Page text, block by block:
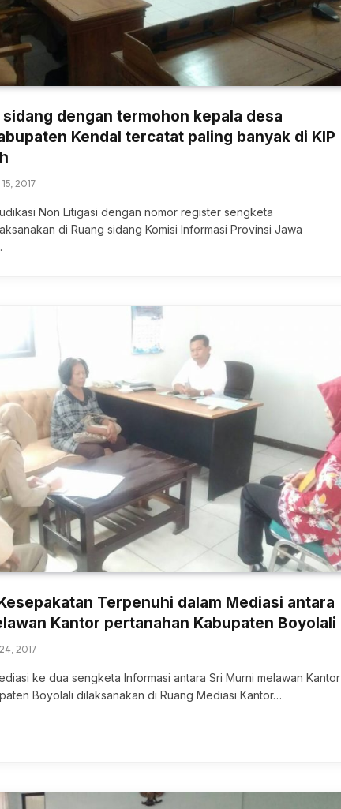
dengan termohon kepala desa
Kendal tercatat paling banyak di KIP
2017
Non Litigasi dengan nomor register sengketa
di Ruang sidang Komisi Informasi Provinsi Jawa
Terpenuhi dalam Mediasi antara
Kantor pertanahan Kabupaten Boyolali
2017
ke dua sengketa Informasi antara Sri Murni melawan Kantor
Boyolali dilaksanakan di Ruang Mediasi Kantor…